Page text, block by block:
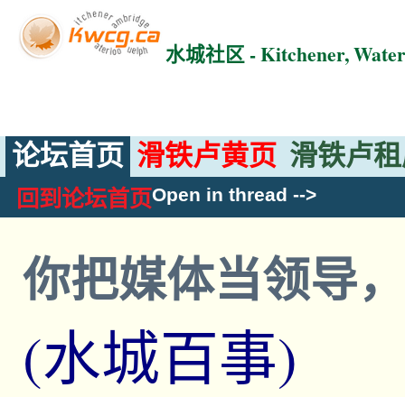
水城社区 - Kitchener,
论坛首页 滑铁卢黄页 滑铁卢
回到论坛首页Open in thread -->
你把媒体当领导
(水城百事)